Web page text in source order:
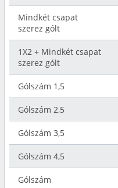
Mindkét csapat
szerez gólt
1X2 + Mindkét csapat
szerez gólt
Gólszám 1,5
Gólszám 2,5
Gólszám 3,5
Gólszám 4,5
Gólszám